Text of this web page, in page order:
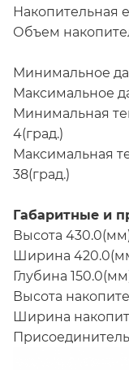
Объем
Минимальное
Максимальное
Минимальная
4(град.)
Максимальная
38(град.)
Габаритные и
Высота
Ширина
Глубина
Высота
Ширина